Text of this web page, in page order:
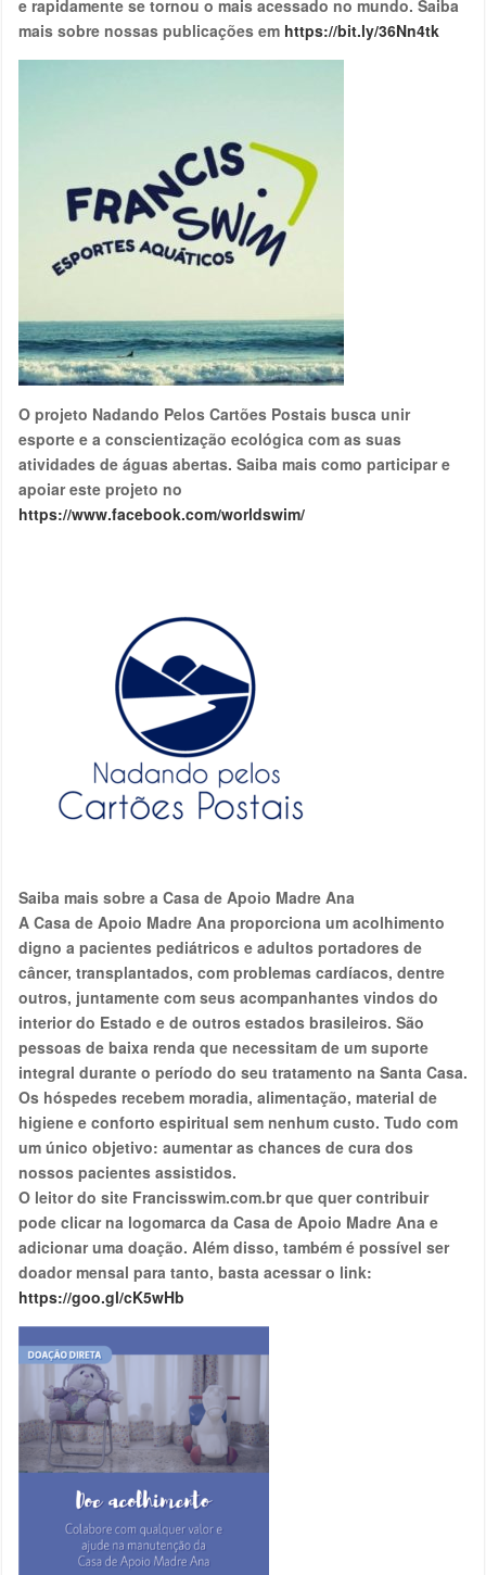
e rapidamente se tornou o mais acessado no mundo. Saiba
mais sobre nossas publicações em https://bit.ly/36Nn4tk
O projeto Nadando Pelos Cartões Postais busca unir
esporte e a conscientização ecológica com as suas
atividades de águas abertas. Saiba mais como participar e
apoiar este projeto no
https://www.facebook.com/worldswim/
Saiba mais sobre a Casa de Apoio Madre Ana
A Casa de Apoio Madre Ana proporciona um acolhimento
digno a pacientes pediátricos e adultos portadores de
câncer, transplantados, com problemas cardíacos, dentre
outros, juntamente com seus acompanhantes vindos do
interior do Estado e de outros estados brasileiros. São
pessoas de baixa renda que necessitam de um suporte
integral durante o período do seu tratamento na Santa Casa.
Os hóspedes recebem moradia, alimentação, material de
higiene e conforto espiritual sem nenhum custo. Tudo com
um único objetivo: aumentar as chances de cura dos
nossos pacientes assistidos.
O leitor do site Francisswim.com.br que quer contribuir
pode clicar na logomarca da Casa de Apoio Madre Ana e
adicionar uma doação. Além disso, também é possível ser
doador mensal para tanto, basta acessar o link:
https://goo.gl/cK5wHb